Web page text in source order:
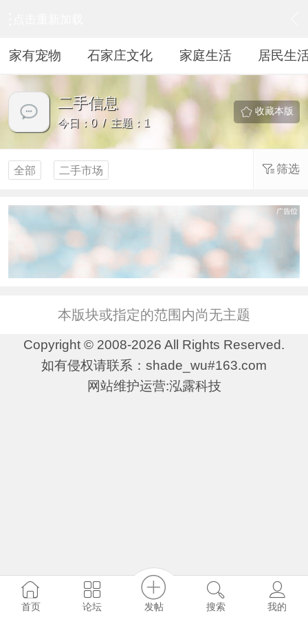
家有宠物 石家庄文化 家庭生活 居民生
二手信息
今日：0 / 主题：1
收藏本版
全部 二手市场 筛选
本版块或指定的范围内尚无主题
Copyright © 2008-2026 All Rights Reserved.
如有侵权请联系：shade_wu#163.com
网站维护运营:泓露科技
首页 论坛 发帖 搜索 我的